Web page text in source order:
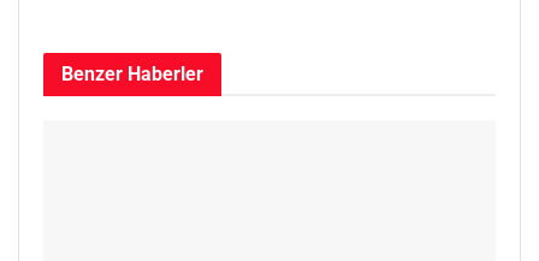
Benzer Haberler